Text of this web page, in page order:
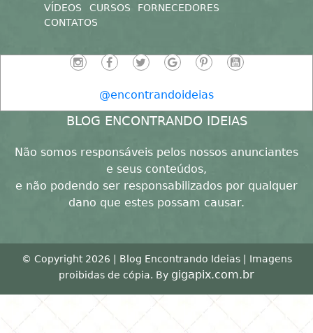
VÍDEOS
CURSOS
FORNECEDORES
CONTATOS
@encontrandoideias
BLOG ENCONTRANDO IDEIAS
Não somos responsáveis pelos nossos anunciantes
e seus conteúdos,
e não podendo ser responsabilizados por qualquer
dano que estes possam causar.
© Copyright 2026 | Blog Encontrando Ideias | Imagens
proibidas de cópia. By gigapix.com.br